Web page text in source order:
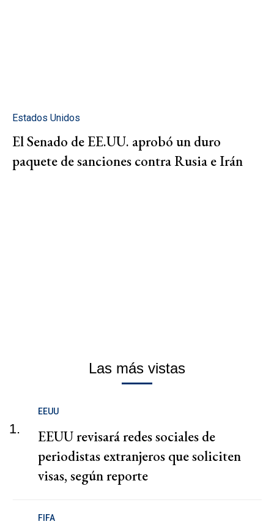
Estados Unidos
El Senado de EE.UU. aprobó un duro
paquete de sanciones contra Rusia e Irán
Las más vistas
1.
EEUU
EEUU revisará redes sociales de
periodistas extranjeros que soliciten
visas, según reporte
FIFA